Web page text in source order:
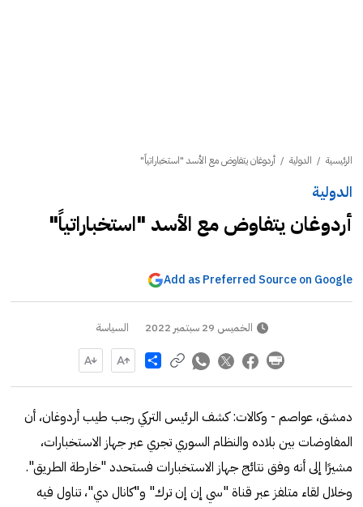
الرئيسية / الدولية / أردوغان يتفاوض مع الأسد "استخباراتياً"
الدولية
أردوغان يتفاوض مع الأسد "استخباراتياً"
Add as Preferred Source on Google
الخميس 29 سبتمبر 2022 السياسة
Share
دمشق، عواصم - وكالات: كشف الرئيس التركي رجب طيب أردوغان، أن
المفاوضات بين بلاده والنظام السوري تجري عبر جهاز الاستخبارات،
مشيرًا إلى أنه وفق نتائج جهاز الاستخبارات فستحدد "خارطة الطريق".
وخلال لقاء متلفز عبر قناة "سي إن إن ترك" و"كانال دي"، تناول فيه